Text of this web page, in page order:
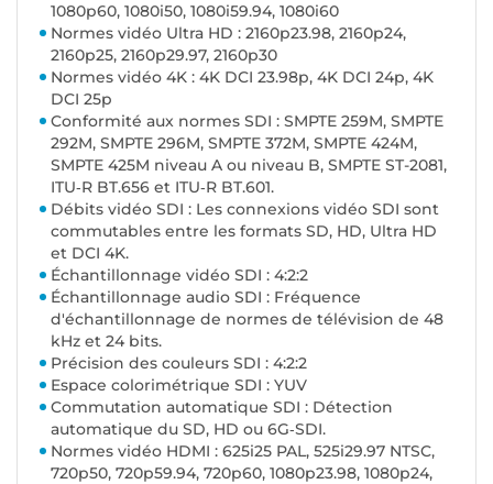
1080p60, 1080i50, 1080i59.94, 1080i60
Normes vidéo Ultra HD : 2160p23.98, 2160p24,
2160p25, 2160p29.97, 2160p30
Normes vidéo 4K : 4K DCI 23.98p, 4K DCI 24p, 4K
DCI 25p
Conformité aux normes SDI : SMPTE 259M, SMPTE
292M, SMPTE 296M, SMPTE 372M, SMPTE 424M,
SMPTE 425M niveau A ou niveau B, SMPTE ST-2081,
ITU‑R BT.656 et ITU‑R BT.601.
Débits vidéo SDI : Les connexions vidéo SDI sont
commutables entre les formats SD, HD, Ultra HD
et DCI 4K.
Échantillonnage vidéo SDI : 4:2:2
Échantillonnage audio SDI : Fréquence
d'échantillonnage de normes de télévision de 48
kHz et 24 bits.
Précision des couleurs SDI : 4:2:2
Espace colorimétrique SDI : YUV
Commutation automatique SDI : Détection
automatique du SD, HD ou 6G‑SDI.
Normes vidéo HDMI : 625i25 PAL, 525i29.97 NTSC,
720p50, 720p59.94, 720p60, 1080p23.98, 1080p24,